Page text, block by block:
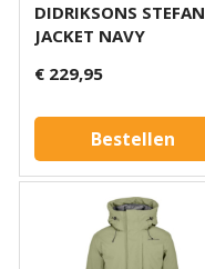
DIDRIKSONS STEFAN
JACKET NAVY
€ 229,95
Bestellen